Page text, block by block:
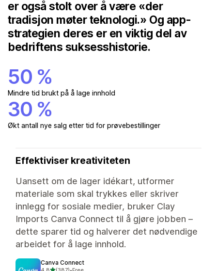
er også stolt over å være «der
tradisjon møter teknologi.» Og app-
strategien deres er en viktig del av
bedriftens suksesshistorie.
50 %
Mindre tid brukt på å lage innhold
30 %
Økt antall nye salg etter tid for prøvebestillinger
Effektiviser kreativiteten
Uansett om de lager idékart, utformer
materiale som skal trykkes eller skriver
innlegg for sosiale medier, bruker Clay
Imports Canva Connect til å gjøre jobben –
dette sparer tid og halverer det nødvendige
arbeidet for å lage innhold.
Canva Connect
av 5 stjerner